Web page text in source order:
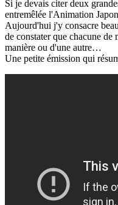
Si je devais citer deux
entremêlée l'Animation
Aujourd'hui j'y consacre
de constater que chacune de
manière ou d'une autre…
Une petite émission qui